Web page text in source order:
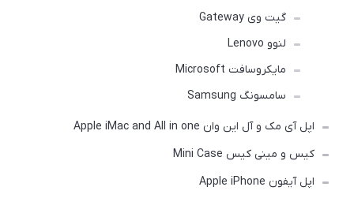
گیت وی Gateway
لنوو Lenovo
مایکروسافت Microsoft
سامسونگ Samsung
اپل آی مک و آل این وان Apple iMac and All in one
کیس و مینی کیس Mini Case
اپل آیفون Apple iPhone